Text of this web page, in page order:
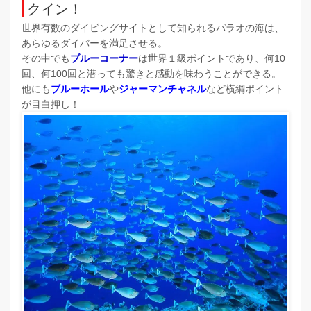
クイン！
世界有数のダイビングサイトとして知られるパラオの海は、
あらゆるダイバーを満足させる。
その中でもブルーコーナーは世界１級ポイントであり、何10
回、何100回と潜っても驚きと感動を味わうことができる。
他にもブルーホールやジャーマンチャネルなど横綱ポイント
が目白押し！